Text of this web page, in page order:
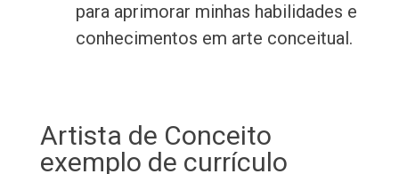
para aprimorar minhas habilidades e
conhecimentos em arte conceitual.
Artista de Conceito
exemplo de currículo